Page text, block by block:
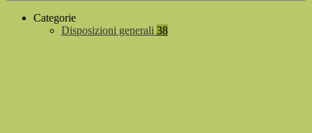
Categorie
Disposizioni generali 38